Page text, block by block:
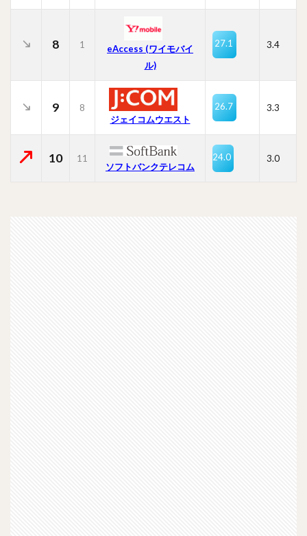
8 1
eAccess (ワイモバイ
ル)
27.1 3.4
9
8
ジェイコムウエスト
26.7 3.3
10 11
ソフトバンクテレコム
24.0 3.0